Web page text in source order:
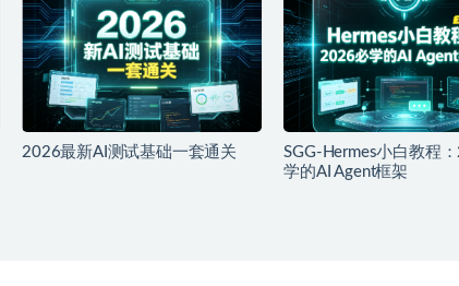
2026最新AI测试基础一套通关
SGG-Hermes小白教程
学的AI Agent框架